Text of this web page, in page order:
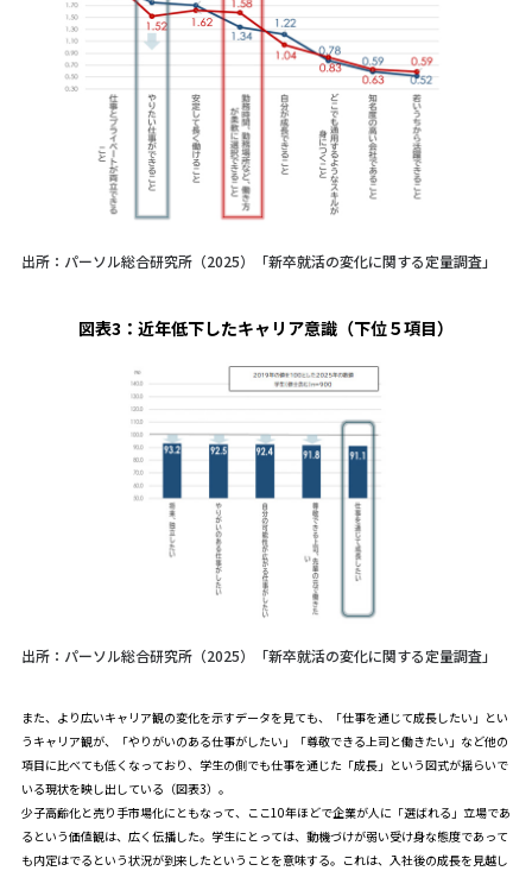
出所：パーソル総合研究所（2025）「新卒就活の変化に関する定量調査」
図表3： 近年低下したキャリア意識（下位５項目）
出所：パーソル総合研究所（2025）「新卒就活の変化に関する定量調査」
また、より広いキャリア観の変化を示すデータを見ても、「仕事を通じて成長したい」とい
うキャリア観が、「やりがいのある仕事がしたい」「尊敬できる上司と働きたい」など他の
項目に比べても低くなっており、学生の側でも仕事を通じた「成長」という図式が揺らいで
いる現状を映し出している（図表3）。
少子高齢化と売り手市場化にともなって、ここ10年ほどで企業が人に「選ばれる」立場であ
るという価値観は、広く伝播した。学生にとっては、動機づけが弱い受け身な態度であって
も内定はでるという状況が到来したということを意味する。これは、入社後の成長を見越し